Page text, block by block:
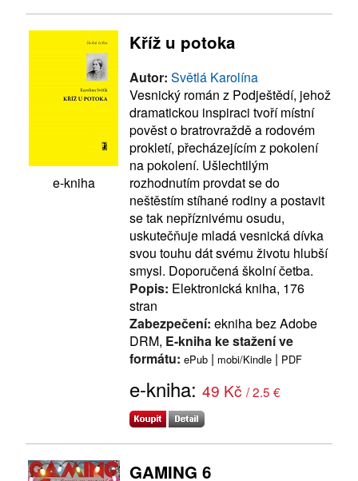
e-kniha
Kříž u potoka
Autor: Světlá Karolína
Vesnický román z Podještědí, jehož
dramatickou inspiraci tvoří místní
pověst o bratrovraždě a rodovém
prokletí, přecházejícím z pokolení
na pokolení. Ušlechtilým
rozhodnutím provdat se do
neštěstím stíhané rodiny a postavit
se tak nepříznivému osudu,
uskutečňuje mladá vesnická dívka
svou touhu dát svému životu hlubší
smysl. Doporučená školní četba.
Popis: Elektronická kniha, 176
stran
Zabezpečení: ekniha bez Adobe
DRM, E-kniha ke stažení ve
formátu: ePub | mobi/Kindle | PDF
e-kniha: 49 Kč / 2.5 €
GAMING 6